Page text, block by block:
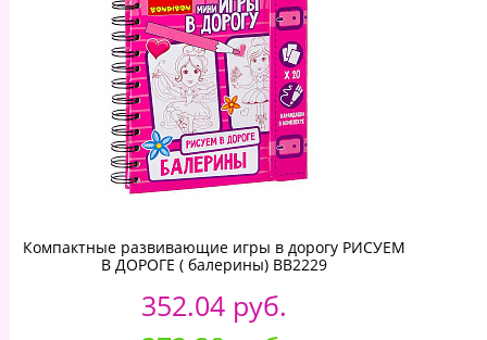
Компактные развивающие игры в дорогу РИСУЕМ
В ДОРОГЕ ( балерины) ВВ2229
352.04 руб.